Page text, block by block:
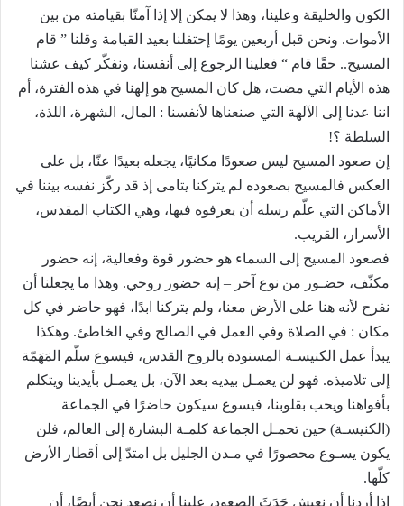
الكون والخليقة وعلينا، وهذا لا يمكن إلا إذا آمنّا بقيامته من بين
الأموات. ونحن قبل أربعين يومًا إحتفلنا بعيد القيامة وقلنا ” قام
المسيح.. حقًا قام “ فعلينا الرجوع إلى أنفسنا، ونفكّر كيف عشنا
هذه الأيام التي مضت، هل كان المسيح هو إلهنا في هذه الفترة، أم
اننا عدنا إلى الآلهة التي صنعناها لأنفسنا : المال، الشهرة، اللذة،
السلطة ؟!
إن صعود المسيح ليس صعودًا مكانيًا، يجعله بعيدًا عنّا، بل على
العكس فالمسيح بصعوده لم يتركنا يتامى إذ قد ركّز نفسه بيننا في
الأماكن التي علّم رسله أن يعرفوه فيها، وهي الكتاب المقدس،
الأسرار، القريب.
فصعود المسيح إلى السماء هو حضور قوة وفعالية، إنه حضور
مكثّف، حضـور من نوع آخر – إنه حضور روحي. وهذا ما يجعلنا أن
نفرح لأنه هنا على الأرض معنا، ولم يتركنا ابدًا، فهو حاضر في كل
مكان : في الصلاة وفي العمل في الصالح وفي الخاطئ. وهكذا
يبدأ عمل الكنيسـة المسنودة بالروح القدس، فيسوع سلّم المَهَمّة
إلى تلاميذه. فهو لن يعمـل بيديه بعد الآن، بل يعمـل بأيدينا ويتكلم
بأفواهنا ويحب بقلوبنا، فيسوع سيكون حاضرًا في الجماعة
(الكنيسـة) حين تحمـل الجماعة كلمـة البشارة إلى العالم، فلن
يكون يسـوع محصورًا في مـدن الجليل بل امتدّ إلى أقطار الأرض
كلّها.
إذا أردنا أن نعيش حَدَثَ الصعود، علينا أن نصعد نحن أيضًا، أن